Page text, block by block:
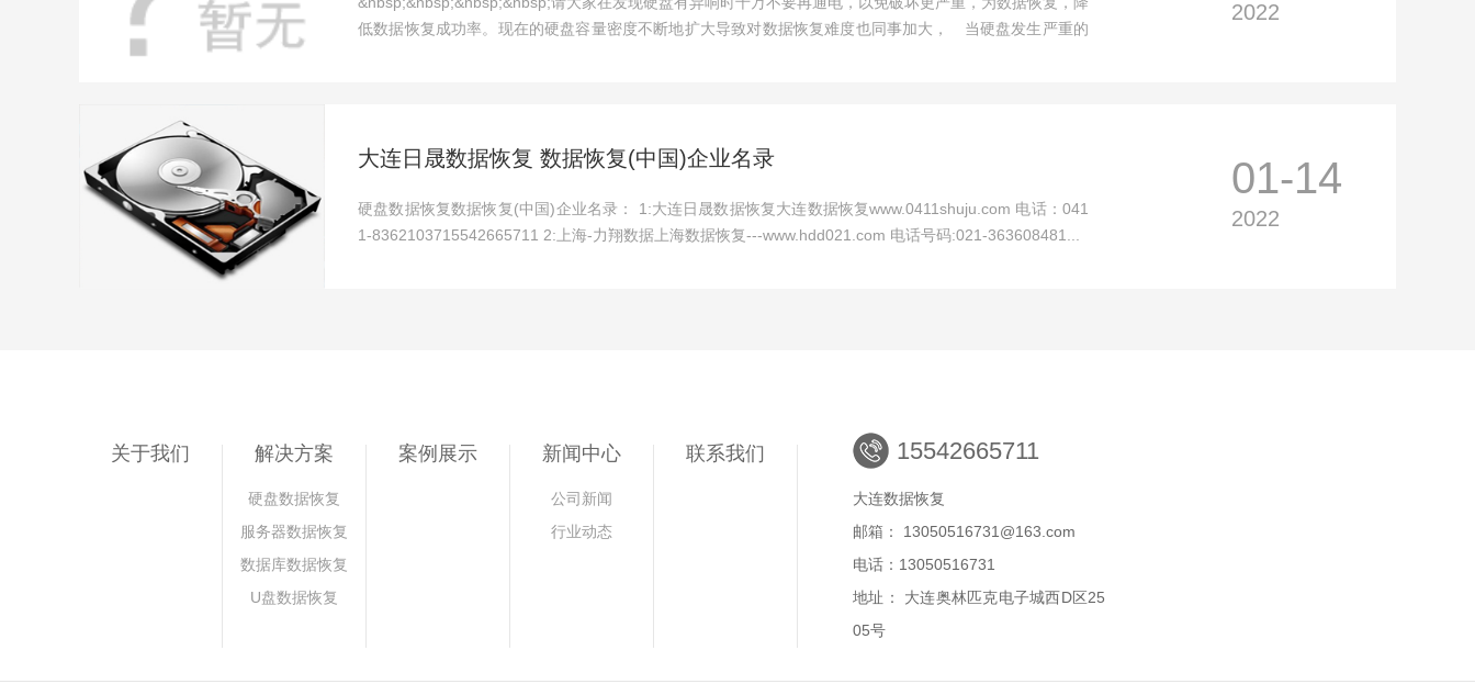
2022
低数据恢复成功率。现在的硬盘容量密度不断地扩大导致对数据恢复难度也同事加大， 当硬盘发生严重的
01-14
2022
大连日晟数据恢复 数据恢复(中国)企业名录
硬盘数据恢复数据恢复(中国)企业名录： 1:大连日晟数据恢复大连数据恢复www.0411shuju.com 电话：041
1-8362103715542665711 2:上海-力翔数据上海数据恢复---www.hdd021.com 电话号码:021-363608481...
关于我们 解决方案
硬盘数据恢复
服务器数据恢复
数据库数据恢复
U盘数据恢复
案例展示 新闻中心
公司新闻
行业动态
联系我们 15542665711
大连数据恢复
邮箱： 13050516731@163.com
电话：13050516731
地址： 大连奥林匹克电子城西D区25
05号